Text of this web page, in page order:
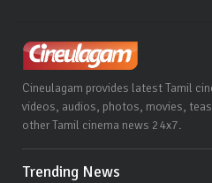
Cineulagam provides latest Tamil
videos, audios, photos, movies,
other Tamil cinema news 24x7.
Trending News